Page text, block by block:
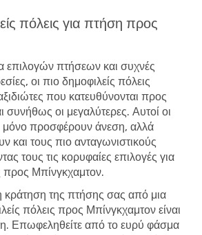
πόλεις για πτήση προς
επιλογών πτήσεων και συχνές
οι πιο δημοφιλείς πόλεις
που κατευθύνονται προς
συνήθως οι μεγαλύτερες. Αυτοί οι
μόνο προσφέρουν άνεση, αλλά
και τους πιο ανταγωνιστικούς
τους τις κορυφαίες επιλογές για
προς Μπίνγκχαμτον.
της πτήσης σας από μια
πόλεις προς Μπίνγκχαμτον είναι
Επωφεληθείτε από το ευρύ φάσμα